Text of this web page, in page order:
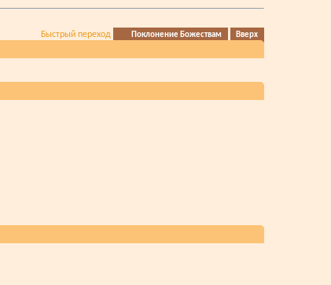
Быстрый переход Поклонение Божествам Вверх